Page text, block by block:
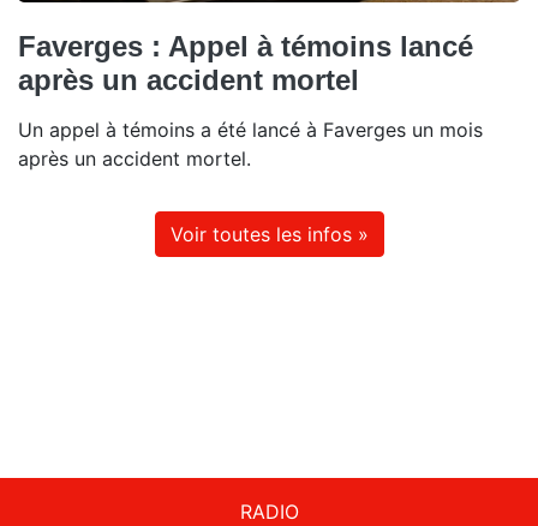
Faverges : Appel à témoins lancé
après un accident mortel
Un appel à témoins a été lancé à Faverges un mois
après un accident mortel.
Voir toutes les infos »
RADIO